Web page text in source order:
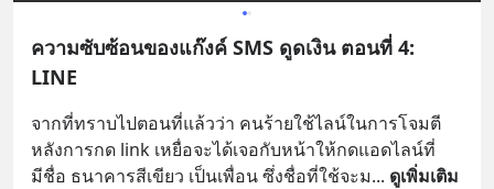
ความซับซ้อนของแก๊งค์ SMS ดูดเงิน ตอนที่ 4:
LINE
จากที่ทราบไปตอนที่แล้วว่า คนร้ายใช้ไลน์ในการโจมตี
หลังการกด link เหยื่อจะได้เจอกับหน้าให้กดแอดไลน์ที่
มีชื่อ ธนาคารสีเขียว เป็นเพื่อน ซึ่งชื่อที่ใช้จะม... ดูเพิ่มเติม